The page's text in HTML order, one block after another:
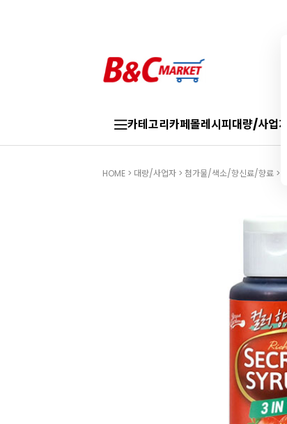
카테고리카페몰레시피대량/사업자
HOME > 대량/사업자 > 첨가물/색소/향신료/향료 >